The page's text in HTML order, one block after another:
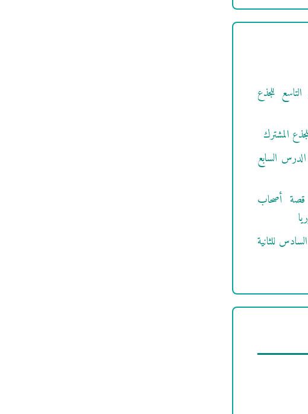
للجذع
المشترك
الآيات 19-31، الدرس السابع
الآيات 12-28، قصة أصحاب
للثانية